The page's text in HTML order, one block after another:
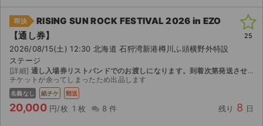
即決
RISING SUN ROCK FESTIVAL 2026 in EZO
【通し券】
2026/08/15(土) 12:30 北海道 石狩湾新港樽川ふ頭横野外特設
ステージ
[詳細] 通し入場券リストバンドでのお渡しになります。到着次第発送させていただきます。特典のカラビナ付ポーチも同封いたします。
チケットが余ってしまったため出品します
名義なし 紙チケ 郵送
20,000 円/枚 1 枚 8 件 残り 8 日
25